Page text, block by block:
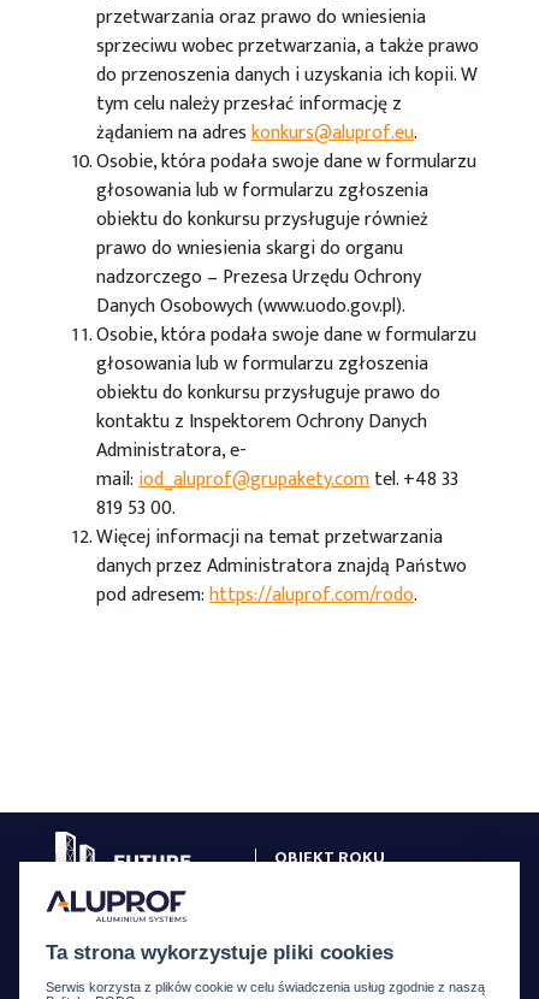
przetwarzania oraz prawo do wniesienia
sprzeciwu wobec przetwarzania, a także prawo
do przenoszenia danych i uzyskania ich kopii. W
tym celu należy przesłać informację z
żądaniem na adreskonkurs@aluprof.eu.
Osobie, która podała swoje dane w formularzu
głosowania lub w formularzu zgłoszenia
obiektu do konkursu przysługuje również
prawo do wniesienia skargi do organu
nadzorczego – Prezesa Urzędu Ochrony
Danych Osobowych (www.uodo.gov.pl).
Osobie, która podała swoje dane w formularzu
głosowania lub w formularzu zgłoszenia
obiektu do konkursu przysługuje prawo do
kontaktu z Inspektorem Ochrony Danych
Administratora, e-
mail:iod_aluprof@grupakety.comtel. +48 33
819 53 00.
Więcej informacji na temat przetwarzania
danych przez Administratora znajdą Państwo
pod adresem:https://aluprof.com/rodo.
OBIEKT ROKU
ZASADY KONKURSU
Ta strona wykorzystuje pliki cookies
Serwis korzysta z plików cookie w celu świadczenia usług zgodnie z naszą